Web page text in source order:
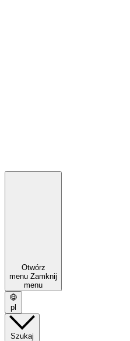
Otwórz
menu Zamknij
menu
pl
Szukaj